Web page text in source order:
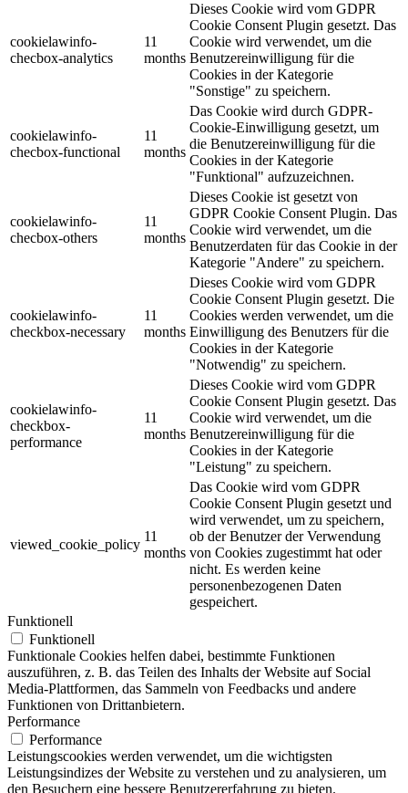
cookielawinfo-
checbox-analytics
11
months
Dieses Cookie wird vom GDPR
Cookie Consent Plugin gesetzt. Das
Cookie wird verwendet, um die
Benutzereinwilligung für die
Cookies in der Kategorie
"Sonstige" zu speichern.
cookielawinfo-
checbox-functional
11
months
Das Cookie wird durch GDPR-
Cookie-Einwilligung gesetzt, um
die Benutzereinwilligung für die
Cookies in der Kategorie
"Funktional" aufzuzeichnen.
cookielawinfo-
checbox-others
11
months
Dieses Cookie ist gesetzt von
GDPR Cookie Consent Plugin. Das
Cookie wird verwendet, um die
Benutzerdaten für das Cookie in der
Kategorie "Andere" zu speichern.
cookielawinfo-
checkbox-necessary
11
months
Dieses Cookie wird vom GDPR
Cookie Consent Plugin gesetzt. Die
Cookies werden verwendet, um die
Einwilligung des Benutzers für die
Cookies in der Kategorie
"Notwendig" zu speichern.
cookielawinfo-
checkbox-
performance
11
months
Dieses Cookie wird vom GDPR
Cookie Consent Plugin gesetzt. Das
Cookie wird verwendet, um die
Benutzereinwilligung für die
Cookies in der Kategorie
"Leistung" zu speichern.
viewed_cookie_policy
11
months
Das Cookie wird vom GDPR
Cookie Consent Plugin gesetzt und
wird verwendet, um zu speichern,
ob der Benutzer der Verwendung
von Cookies zugestimmt hat oder
nicht. Es werden keine
personenbezogenen Daten
gespeichert.
Funktionell
Funktionell
Funktionale Cookies helfen dabei, bestimmte Funktionen
auszuführen, z. B. das Teilen des Inhalts der Website auf Social
Media-Plattformen, das Sammeln von Feedbacks und andere
Funktionen von Drittanbietern.
Performance
Performance
Leistungscookies werden verwendet, um die wichtigsten
Leistungsindizes der Website zu verstehen und zu analysieren, um
den Besuchern eine bessere Benutzererfahrung zu bieten.